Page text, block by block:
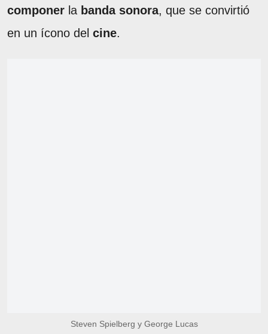
componer la banda sonora, que se convirtió
en un ícono del cine.
Steven Spielberg y George Lucas